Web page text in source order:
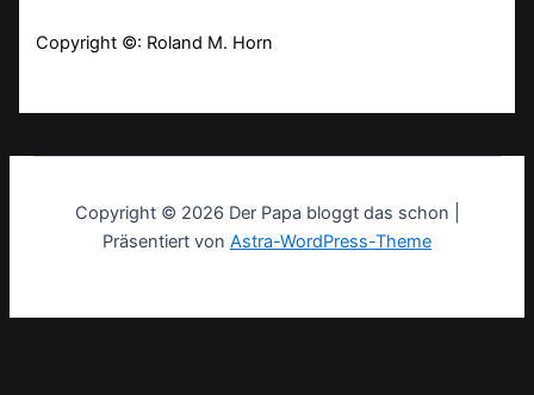
Copyright ©: Roland M. Horn
Copyright © 2026 Der Papa bloggt das schon |
Präsentiert von Astra-WordPress-Theme